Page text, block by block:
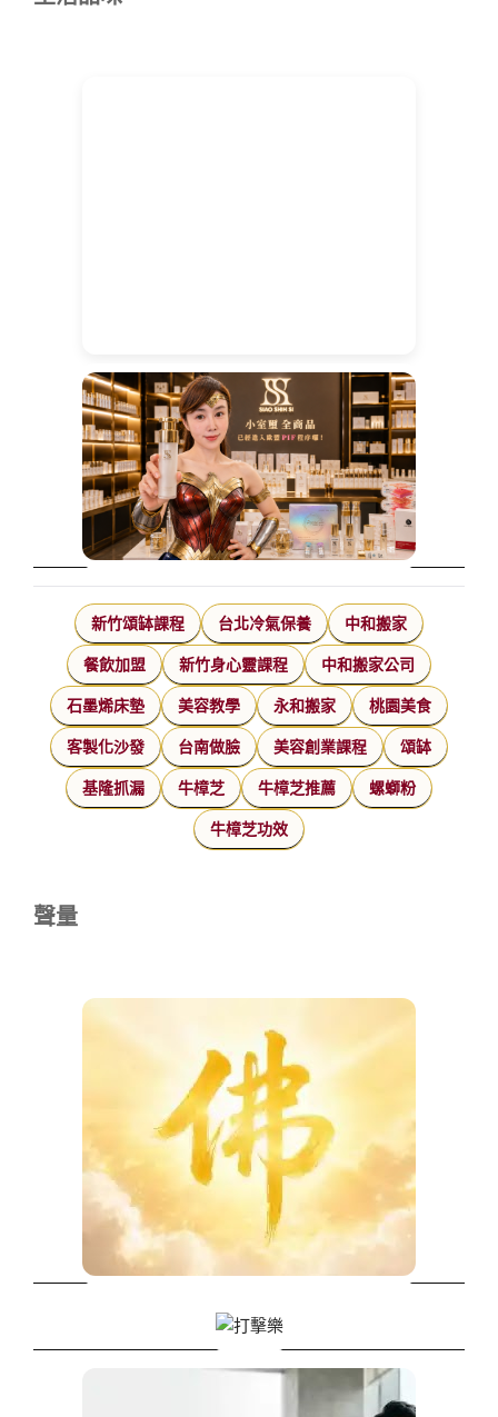
新竹頌缽課程 台北冷氣保養 中和搬家
餐飲加盟 新竹身心靈課程 中和搬家公司
石墨烯床墊 美容教學 永和搬家 桃園美食
客製化沙發 台南做臉 美容創業課程 頌缽
基隆抓漏 牛樟芝 牛樟芝推薦 螺螄粉
牛樟芝功效
聲量